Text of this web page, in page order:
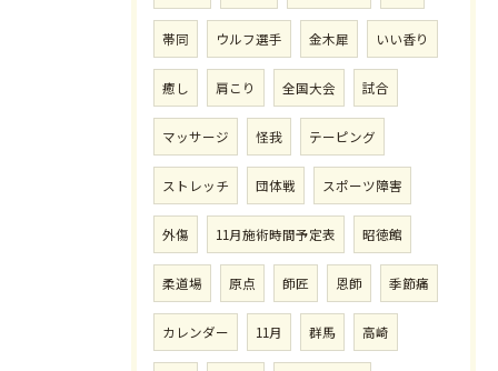
帯同 ウルフ選手 金木犀 いい香り
癒し 肩こり 全国大会 試合
マッサージ 怪我 テーピング
ストレッチ 団体戦 スポーツ障害
外傷 11月施術時間予定表 昭徳館
柔道場 原点 師匠 恩師 季節痛
カレンダー 11月 群馬 高崎